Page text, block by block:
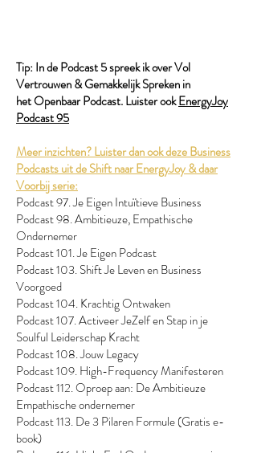
Tip: In de Podcast 5 spreek ik over Vol
Vertrouwen & Gemakkelijk Spreken in
hetOpenbaar Podcast. Luister ookEnergyJoy
Podcast 95
Meer inzichten? Luister dan ook deze Business
Podcasts uit de Shift naar EnergyJoy & daar
Voorbij serie:
Podcast 97. Je Eigen Intuïtieve Business
Podcast 98. Ambitieuze, Empathische
Ondernemer
Podcast 101. Je Eigen Podcast
Podcast 103. Shift Je Leven en Business
Voorgoed
Podcast 104. Krachtig Ontwaken
Podcast 107. Activeer JeZelf en Stap in je
Soulful Leiderschap Kracht
Podcast 108. Jouw Legacy
Podcast 109. High-Frequency Manifesteren
Podcast 112. Oproep aan: De Ambitieuze
Empathische ondernemer
Podcast 113. De 3 Pilaren Formule (Gratis e-
book)